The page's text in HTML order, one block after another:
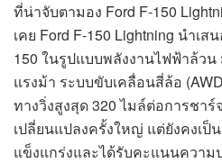
ที่น่าจับตามอง Ford F-150
เคย Ford F-150 Lightning นำเ
150 ในรูปแบบพลังงานไฟฟ้าล้ว
แรงม้า ระบบขับเคลื่อนสี่ล้อ
ทางวิ่งสูงสุด 320 ไมล์ต่อการชาร์
เปลี่ยนแปลงครั้งใหญ่ แต่ยังคงเป็
แข็งแกร่งและได้รับคะแนนความ